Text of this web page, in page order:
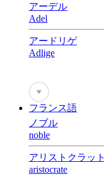
アーデル
Adel
アードリゲ
Adlige
♥
フランス語
ノブル
noble
アリストクラット
aristocrate